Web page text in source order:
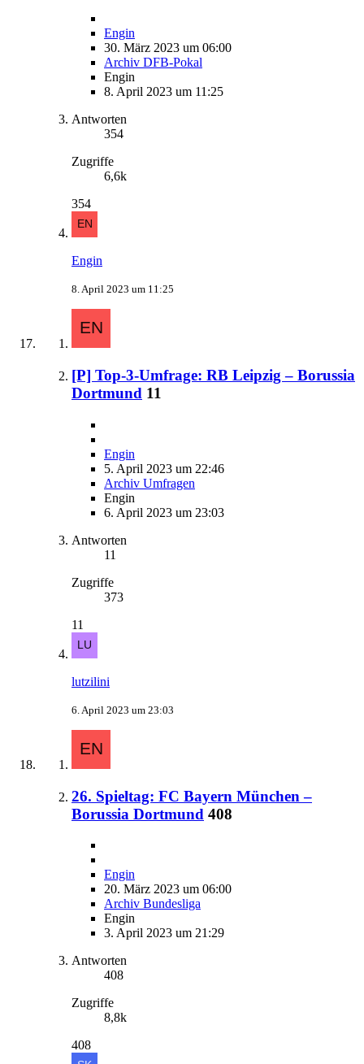
Engin
30. März 2023 um 06:00
Archiv DFB-Pokal
Engin
8. April 2023 um 11:25
Antworten
354
Zugriffe
6,6k
354
Engin
8. April 2023 um 11:25
[P] Top-3-Umfrage: RB Leipzig – Borussia
Dortmund 11
Engin
5. April 2023 um 22:46
Archiv Umfragen
Engin
6. April 2023 um 23:03
Antworten
11
Zugriffe
373
11
lutzilini
6. April 2023 um 23:03
26. Spieltag: FC Bayern München –
Borussia Dortmund 408
Engin
20. März 2023 um 06:00
Archiv Bundesliga
Engin
3. April 2023 um 21:29
Antworten
408
Zugriffe
8,8k
408